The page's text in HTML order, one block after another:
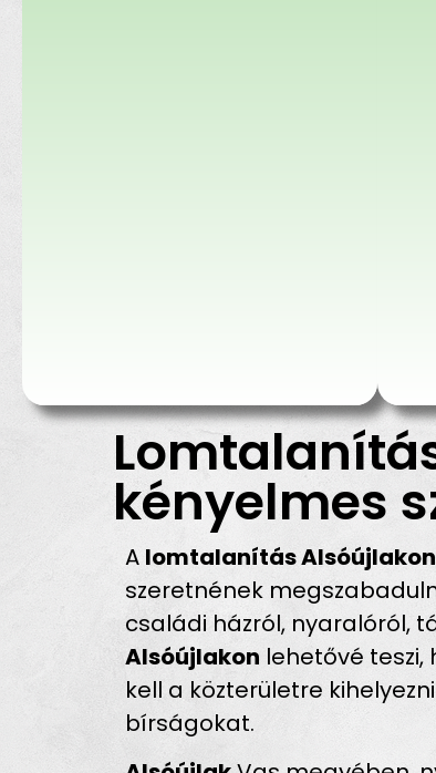
kényelmes
A lomtalanítás Alsóújlakon
szeretnének
családi házról, nyaralóról,
Alsóújlakon lehetővé
kell a közterületre
bírságokat.